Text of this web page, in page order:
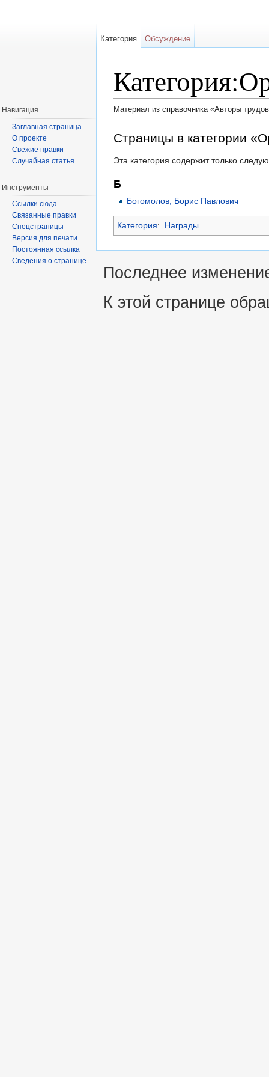
Материал из справочника «Авторы
Страницы в категории
Эта категория содержит только
Б
Богомолов, Борис Павлович
Категория: Награды
Категория Обсуждение
Навигация
Заглавная страница
О проекте
Свежие правки
Случайная статья
Инструменты
Ссылки сюда
Связанные правки
Спецстраницы
Версия для печати
Постоянная ссылка
Сведения о странице
Последнее
К этой странице